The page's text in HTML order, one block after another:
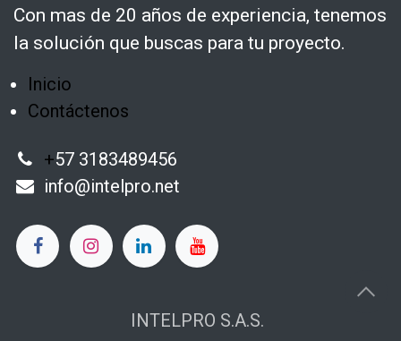
Con mas de 20 años de experiencia, tenemos
la solución que buscas para tu proyecto.
Inicio
Contáctenos
+57 3183489456
info@intelpro.net
INTELPRO S.A.S.